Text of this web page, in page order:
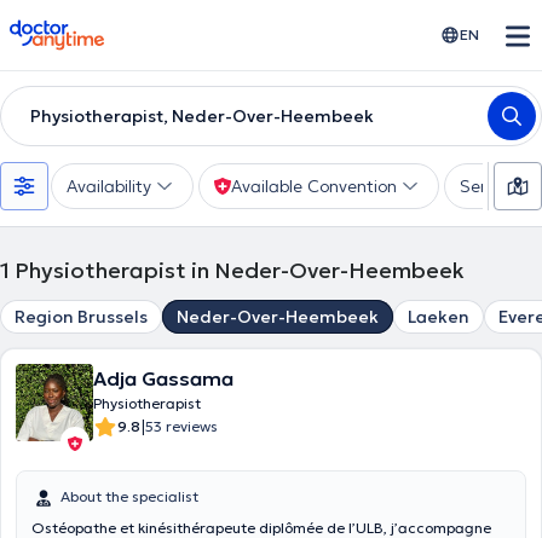
doctoranytime EN
Physiotherapist, Neder-Over-Heembeek
Availability Available Convention Services
1 Physiotherapist in Neder-Over-Heembeek
Region Brussels Neder-Over-Heembeek Laeken
Adja Gassama
Physiotherapist
9.8|53 reviews
About the specialist
Ostéopathe et kinésithérapeute diplômée de l’ULB, j’accompagne